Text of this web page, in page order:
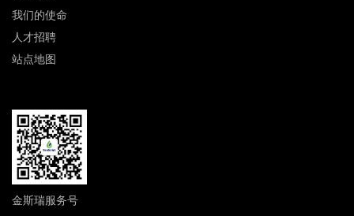
我们的使命
人才招聘
站点地图
金斯瑞服务号